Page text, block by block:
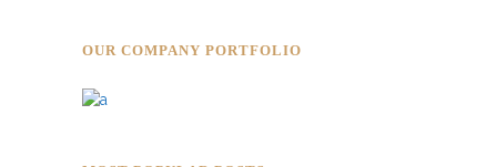
OUR COMPANY PORTFOLIO